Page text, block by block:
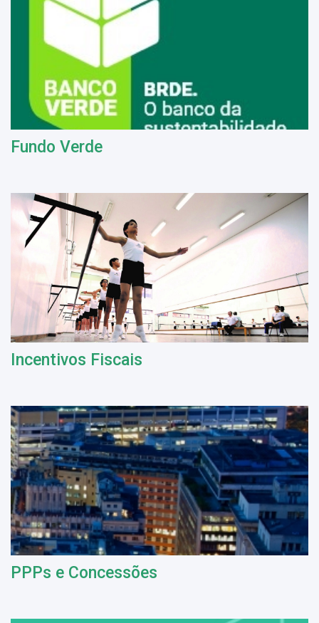
Fundo Verde
Incentivos Fiscais
PPPs e Concessões